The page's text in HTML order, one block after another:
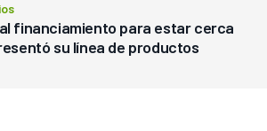
financiamiento para estar cerca
su línea de productos